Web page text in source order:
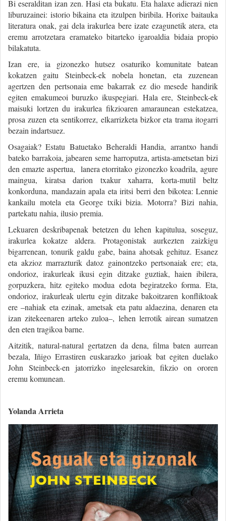
Bi eseralditan izan zen. Hasi eta bukatu. Eta halaxe adierazi nien
liburuzainei: istorio bikaina eta itzulpen biribila. Horixe baitauka
literatura onak, gai dela irakurlea bere izate ezagunetik atera, eta
eremu arrotzetara eramateko bitarteko igaroaldia bidaia propio
bilakatuta.
Izan ere, ia gizonezko hutsez osaturiko komunitate batean
kokatzen gaitu Steinbeck-ek nobela honetan, eta zuzenean
agertzen den pertsonaia eme bakarrak ez dio mesede handirik
egiten emakumeoi buruzko ikuspegiari. Hala ere, Steinbeck-ek
maisuki lortzen du irakurlea fikzioaren amaraunean estekatzea,
prosa zuzen eta sentikorrez, elkarrizketa bizkor eta trama itogarri
bezain indartsuez.
Osagaiak? Estatu Batuetako Beheraldi Handia, arrantxo handi
bateko barrakoia, jabearen seme harroputza, artista-ametsetan bizi
den emazte aspertua, lanera etorritako gizonezko koadrila, agure
maingua, kiratsa darion txakur xaharra, korta-mutil beltz
konkorduna, mandazain apala eta iritsi berri den bikotea: Lennie
kankailu motela eta George txiki bizia. Motorra? Bizi nahia,
partekatu nahia, ilusio premia.
Lekuaren deskribapenak betetzen du lehen kapitulua, soseguz,
irakurlea kokatze aldera. Protagonistak aurkezten zaizkigu
bigarrenean, tonurik galdu gabe, baina ahotsak gehituz. Esanez
eta akzioz marrazturik datoz gainontzeko pertsonaiak ere; eta,
ondorioz, irakurleak ikusi egin ditzake guztiak, haien ibilera,
gorpuzkera, hitz egiteko modua edota begiratzeko forma. Eta,
ondorioz, irakurleak ulertu egin ditzake bakoitzaren konfliktoak
ere –nahiak eta ezinak, ametsak eta patu aldaezina, denaren eta
izan zitekeenaren arteko zuloa–, lehen lerrotik airean sumatzen
den eten tragikoa barne.
Aitzitik, natural-natural gertatzen da dena, filma baten aurrean
bezala, Iñigo Errastiren euskarazko jarioak bat egiten duelako
John Steinbeck-en jatorrizko ingelesarekin, fikzio on ororen
eremu komunean.
Yolanda Arrieta